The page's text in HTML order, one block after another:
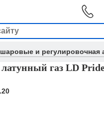
и регулировочная
газ LD